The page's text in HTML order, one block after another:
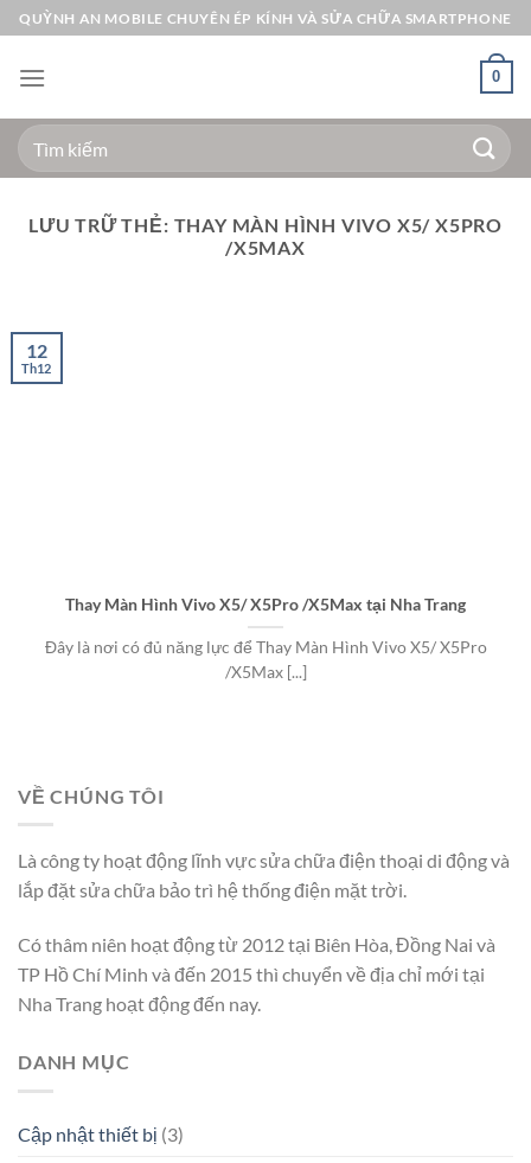
Bỏ
qua
nội
QUỲNH AN MOBILE CHUYÊN ÉP KÍNH VÀ SỬA CHỮA SMARTPHONE
0
Tìm
kiếm:
LƯU TRỮ THẺ: THAY MÀN HÌNH VIVO X5/ X5PRO
/X5MAX
Thay Màn Hình Vivo X5/ X5Pro /X5Max tại Nha Trang
Đây là nơi có đủ năng lực để Thay Màn Hình Vivo X5/ X5Pro
/X5Max [...]
12
Th12
VỀ CHÚNG TÔI
Là công ty hoạt động lĩnh vực sửa chữa điện thoại di động và
lắp đặt sửa chữa bảo trì hệ thống điện mặt trời.
Có thâm niên hoạt động từ 2012 tại Biên Hòa, Đồng Nai và
TP Hồ Chí Minh và đến 2015 thì chuyển về địa chỉ mới tại
Nha Trang hoạt động đến nay.
DANH MỤC
Cập nhật thiết bị (3)